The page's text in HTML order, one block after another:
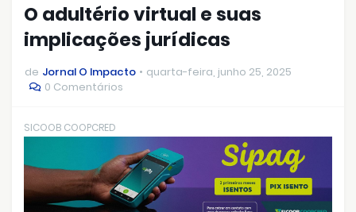
O adultério virtual e suas
implicações jurídicas
de Jornal O Impacto
quarta-feira, junho 25, 2025
0 Comentários
SICOOB COOPCRED